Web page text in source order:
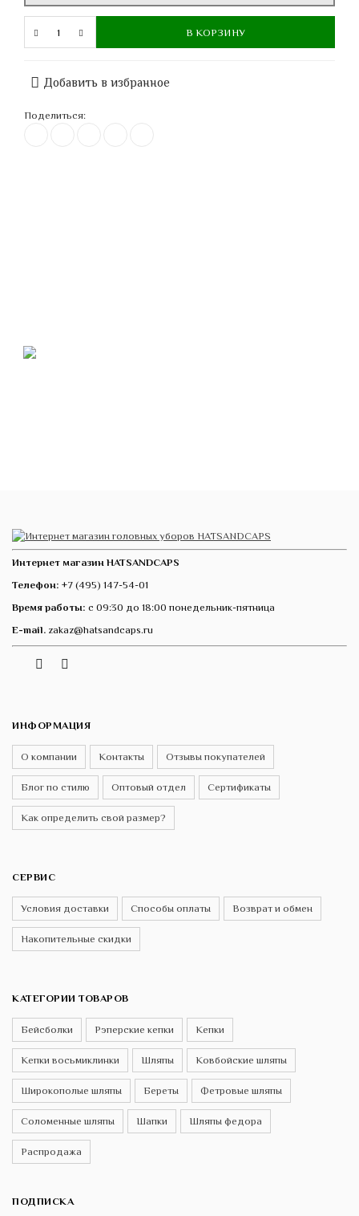
В КОРЗИНУ
Добавить в избранное
Поделиться:
Интернет магазин HATSANDCAPS
Телефон: +7 (495) 147-54-01
Время работы: с 09:30 до 18:00 понедельник-пятница
E-mail. zakaz@hatsandcaps.ru
Telegram
ИНФОРМАЦИЯ
О компании Контакты Отзывы покупателей
Блог по стилю Оптовый отдел Сертификаты
Как определить свой размер?
СЕРВИС
Условия доставки Способы оплаты Возврат и обмен
Накопительные скидки
КАТЕГОРИИ ТОВАРОВ
Бейсболки Рэперские кепки Кепки
Кепки восьмиклинки Шляпы Ковбойские шляпы
Широкополые шляпы Береты Фетровые шляпы
Соломенные шляпы Шапки Шляпы федора
Распродажа
ПОДПИСКА